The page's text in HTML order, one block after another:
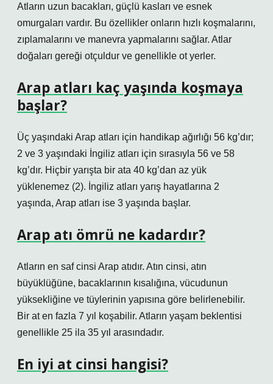
Atların uzun bacakları, güçlü kasları ve esnek
omurgaları vardır. Bu özellikler onların hızlı koşmalarını,
zıplamalarını ve manevra yapmalarını sağlar. Atlar
doğaları gereği otçuldur ve genellikle ot yerler.
Arap atları kaç yaşında koşmaya
başlar?
Üç yaşındaki Arap atları için handikap ağırlığı 56 kg’dır;
2 ve 3 yaşındaki İngiliz atları için sırasıyla 56 ve 58
kg’dır. Hiçbir yarışta bir ata 40 kg’dan az yük
yüklenemez (2). İngiliz atları yarış hayatlarına 2
yaşında, Arap atları ise 3 yaşında başlar.
Arap atı ömrü ne kadardır?
Atların en saf cinsi Arap atıdır. Atın cinsi, atın
büyüklüğüne, bacaklarının kısalığına, vücudunun
yüksekliğine ve tüylerinin yapısına göre belirlenebilir.
Bir at en fazla 7 yıl koşabilir. Atların yaşam beklentisi
genellikle 25 ila 35 yıl arasındadır.
En iyi at cinsi hangisi?